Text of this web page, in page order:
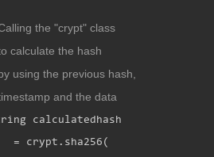
the "crypt" class
calculate the hash
using the previous hash,
and the data
calculatedhash
= crypt.sha256(